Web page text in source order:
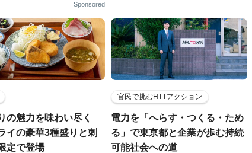
Sponsored
の魅力を味わい尽く
イの豪華3種盛りと刺
定で登場
官民で挑むHTTアクション
電力を「へらす・つくる・ため
る」で東京都と企業が歩む持続
可能社会への道